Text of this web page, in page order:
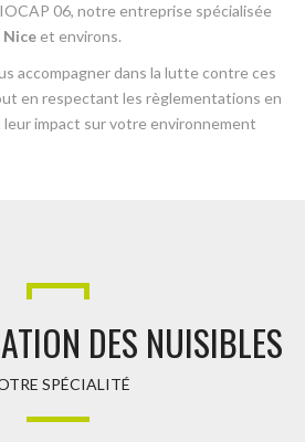
06, notre entreprise spécialisée
Nice et environs.
accompagner dans la lutte contre ces
en respectant les règlementations en
impact sur votre environnement
DES NUISIBLES
SPÉCIALITÉ